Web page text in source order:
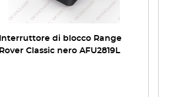
Interruttore di blocco Range
Rover Classic nero AFU2819L